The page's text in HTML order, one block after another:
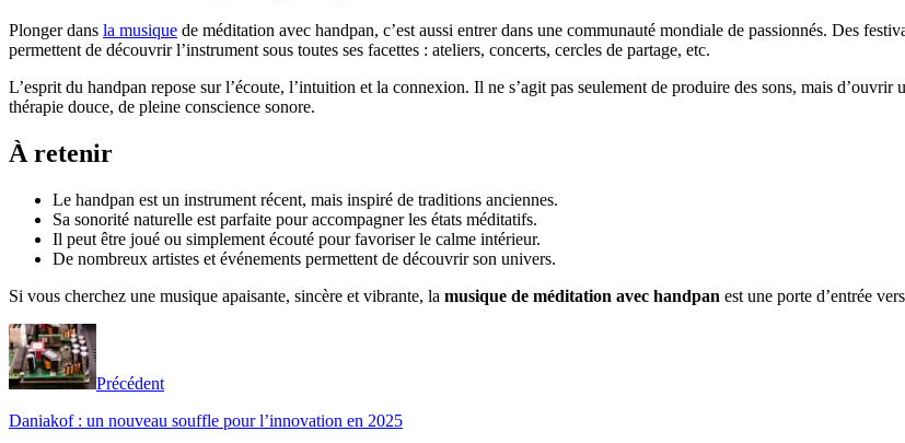
Plonger dans la musique de méditation avec handpan, c’est aussi entrer dans une communauté mondiale de passionnés. Des
permettent de découvrir l’instrument sous toutes ses facettes : ateliers, concerts, cercles de partage, etc.
L’esprit du handpan repose sur l’écoute, l’intuition et la connexion. Il ne s’agit pas seulement de produire des sons, mais
thérapie douce, de pleine conscience sonore.
À retenir
Le handpan est un instrument récent, mais inspiré de traditions anciennes.
Sa sonorité naturelle est parfaite pour accompagner les états méditatifs.
Il peut être joué ou simplement écouté pour favoriser le calme intérieur.
De nombreux artistes et événements permettent de découvrir son univers.
Si vous cherchez une musique apaisante, sincère et vibrante, la musique de méditation avec handpan est une porte d’entrée
Précédent
Daniakof : un nouveau souffle pour l’innovation en 2025